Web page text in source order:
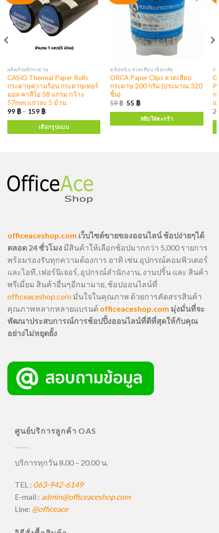
ผลิตภัณฑ์กระดาษ
CASIO Thermal Paper Rolls
กระดาษความร้อน กระดาษเทอร์
มอล คาสิโอ 58 แกรม กว้าง
57mm แถวละ 5 ม้วน
99 ฿– 159 ฿
เลือกรูปแบบ
คลิปหนีบ ลวดเสียบ เข็มกลัด
ORCA Paper Clips ลวดเสียบ
กระดาษ 200 กรัม (ประมาณ 320
ชิ้น)
59฿ 55 ฿
หยิบใส่ตะกร้า
ก
ก
แ
officeaceshop.com เว็บไซต์ขายของออนไลน์ ช้อปง่ายๆได้
ตลอด 24 ชั่วโมง มีสินค้าให้เลือกช้อปมากกว่า 5,000 รายการ
พร้อมรองรับทุกความต้องการ อาทิ เช่น อุปกรณ์คอมพิวเตอร์
และไอที, เฟอร์นิเจอร์, อุปกรณ์สำนักงาน, งานปริ้น และ สินค้า
พรีเมี่ยม สินค้าอื่นๆอีกมามาย, ช้อปออนไลน์ที่
officeaceshop.com มั่นใจในคุณภาพ ด้วยการคัดสรรสินค้า
คุณภาพหลากหลายแบรนด์ officeaceshop.com มุ่งมั่นที่จะ
พัฒนาประสบการณ์การช้อปปิ้งออนไลน์ที่ดีที่สุดให้กับคุณ
อย่างไม่หยุดยั้ง
ศูนย์บริการลูกค้า OAS
บริการทุกวัน 8.00 – 20.00 น.
TEL : 063-942-6149
E-mail : admin@officeaceshop.com
Line: @officeace